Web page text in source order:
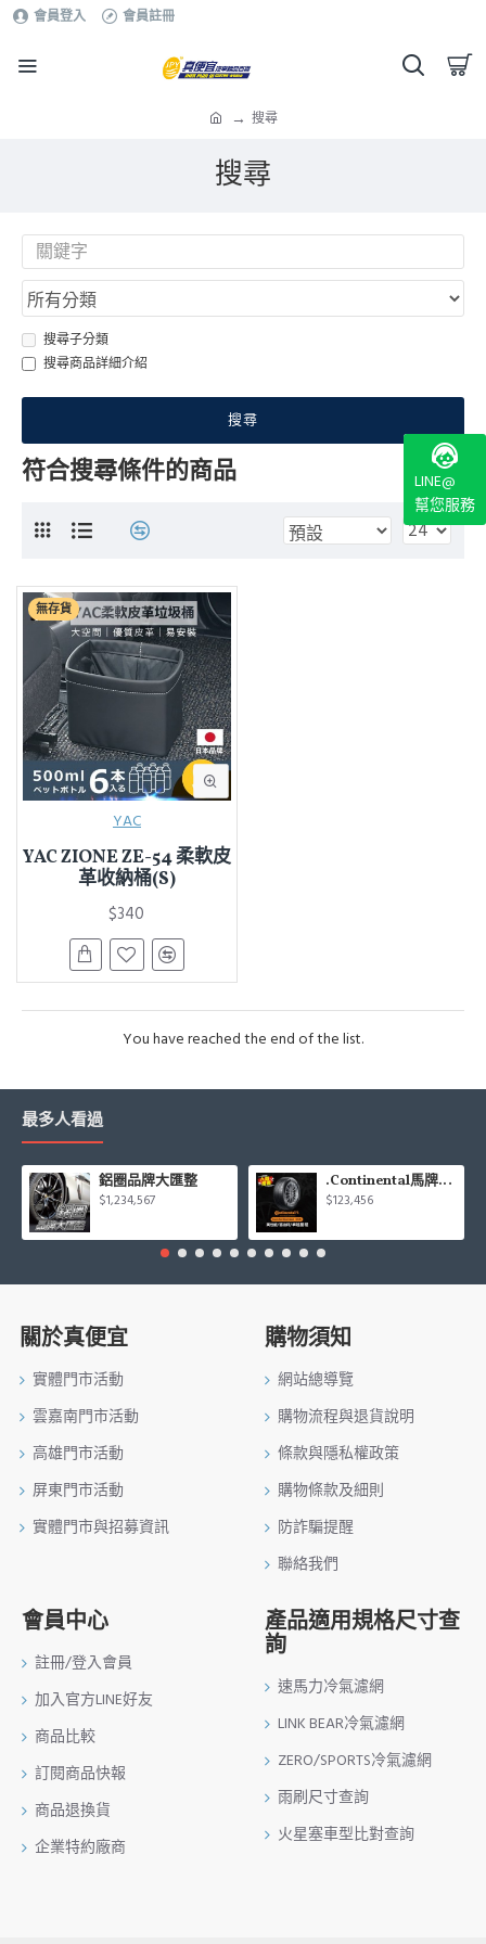
會員登入 會員註冊
搜尋
搜尋
搜尋子分類
搜尋商品詳細介紹
搜尋
符合搜尋條件的商品
無存貨
YAC
YAC ZIONE ZE-54 柔軟皮
革收納桶(S)
$340
You have reached the end of the list.
最多人看過
鋁圈品牌大匯整
$1,234,567
.Continental馬牌CCK輪胎特價專區
$123,456
關於真便宜
實體門市活動
雲嘉南門市活動
高雄門市活動
屏東門市活動
實體門市與招募資訊
購物須知
網站總導覽
購物流程與退貨說明
條款與隱私權政策
購物條款及細則
防詐騙提醒
聯絡我們
會員中心
註冊/登入會員
加入官方LINE好友
商品比較
訂閱商品快報
商品退換貨
企業特約廠商
產品適用規格尺寸查
詢
速馬力冷氣濾網
LINK BEAR冷氣濾網
ZERO/SPORTS冷氣濾網
雨刷尺寸查詢
火星塞車型比對查詢
LINE@
幫您服務